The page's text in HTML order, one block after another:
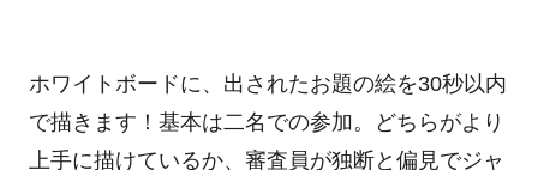
ホワイトボードに、出されたお題の絵を30秒以内
で描きます！基本は二名での参加。どちらがより
上手に描けているか、審査員が独断と偏見でジャ